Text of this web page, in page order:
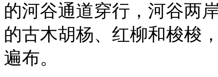
的河谷通道穿行，河谷两
的古木胡杨、红柳和梭梭
遍布。